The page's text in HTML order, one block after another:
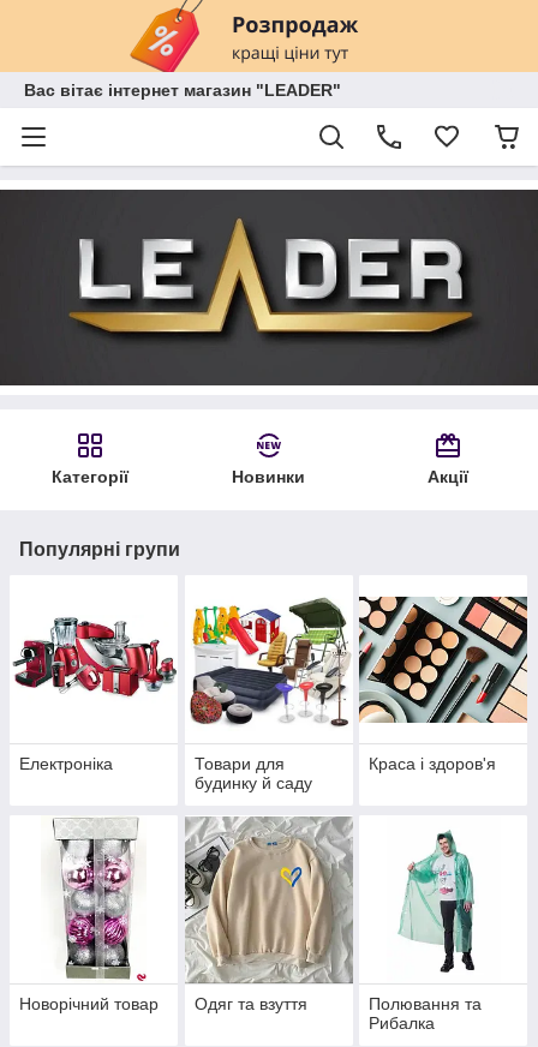
Вас вітає інтернет магазин "LEADER"
Категорії Новинки Акції
Популярні групи
Електроніка
Товари для
будинку й саду
Краса і здоров'я
Новорічний товар Одяг та взуття
Полювання та
Рибалка